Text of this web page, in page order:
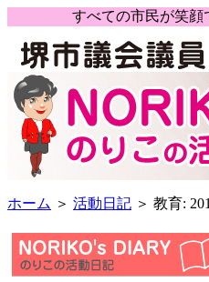
すべての市民が笑
ホーム ＞ 活動日記 ＞ 教育: